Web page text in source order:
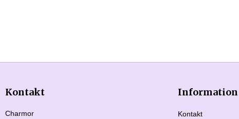
Kontakt
Charmor
Information
Kontakt